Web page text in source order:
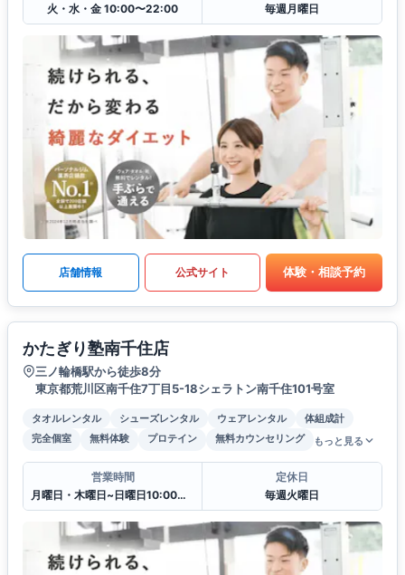
火・水・金 10:00〜22:00 毎週月曜日
店舗情報 公式サイト 体験・相談予約
かたぎり塾南千住店
三ノ輪橋駅から徒歩8分
東京都荒川区南千住7丁目5-18シェラトン南千住101号室
タオルレンタル シューズレンタル ウェアレンタル
体組成計
完全個室
無料体験 プロテイン 無料カウンセリング もっと見る
営業時間
月曜日・木曜日~日曜日10:00〜22:00
定休日
毎週火曜日